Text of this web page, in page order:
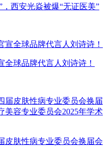
，西安光焱被爆“无证医美”
球品牌代言人刘诗诗！
皮肤性病专业委员会换届会